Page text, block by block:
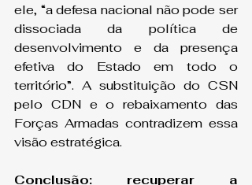
ele, “a defesa nacional não pode ser
dissociada da política de
desenvolvimento e da presença
efetiva do Estado em todo o
território”. A substituição do CSN
pelo CDN e o rebaixamento das
Forças Armadas contradizem essa
visão estratégica.
Conclusão: recuperar a